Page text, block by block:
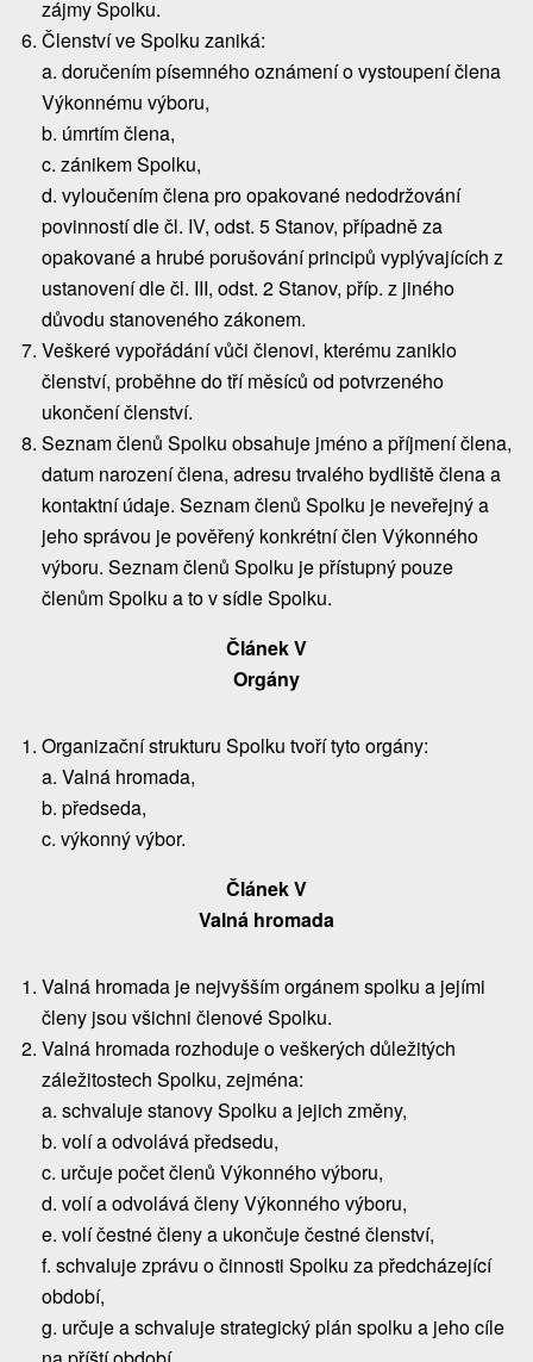
zájmy Spolku.
Členství ve Spolku zaniká:
a. doručením písemného oznámení o vystoupení člena
Výkonnému výboru,
b. úmrtím člena,
c. zánikem Spolku,
d. vyloučením člena pro opakované nedodržování
povinností dle čl. IV, odst. 5 Stanov, případně za
opakované a hrubé porušování principů vyplývajících z
ustanovení dle čl. III, odst. 2 Stanov, příp. z jiného
důvodu stanoveného zákonem.
Veškeré vypořádání vůči členovi, kterému zaniklo
členství, proběhne do tří měsíců od potvrzeného
ukončení členství.
Seznam členů Spolku obsahuje jméno a příjmení člena,
datum narození člena, adresu trvalého bydliště člena a
kontaktní údaje. Seznam členů Spolku je neveřejný a
jeho správou je pověřený konkrétní člen Výkonného
výboru. Seznam členů Spolku je přístupný pouze
členům Spolku a to v sídle Spolku.
Článek V
Orgány
Organizační strukturu Spolku tvoří tyto orgány:
a. Valná hromada,
b. předseda,
c. výkonný výbor.
Článek V
Valná hromada
Valná hromada je nejvyšším orgánem spolku a jejími
členy jsou všichni členové Spolku.
Valná hromada rozhoduje o veškerých důležitých
záležitostech Spolku, zejména:
a. schvaluje stanovy Spolku a jejich změny,
b. volí a odvolává předsedu,
c. určuje počet členů Výkonného výboru,
d. volí a odvolává členy Výkonného výboru,
e. volí čestné členy a ukončuje čestné členství,
f. schvaluje zprávu o činnosti Spolku za předcházející
období,
g. určuje a schvaluje strategický plán spolku a jeho cíle